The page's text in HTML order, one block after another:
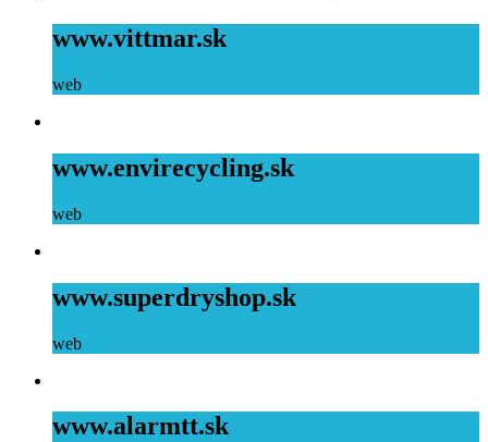
www.vittmar.sk
web
www.envirecycling.sk
web
www.superdryshop.sk
web
www.alarmtt.sk